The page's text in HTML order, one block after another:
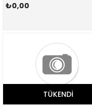
₺0,00
TÜKENDI